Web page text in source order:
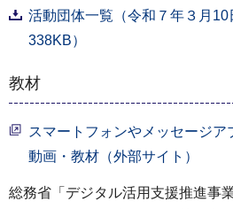
活動団体一覧（令和７年３月10
338KB）
教材
スマートフォンやメッセージア
動画・教材（外部サイト）
総務省「デジタル活用支援推進事